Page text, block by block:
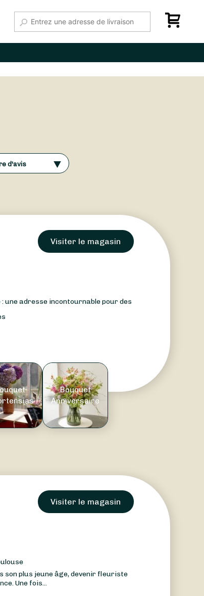
d'avis
Visiter le magasin
une adresse incontournable pour des
Bouquet
Anniversaire
Visiter le magasin
son plus jeune âge, devenir fleuriste
Une fois...